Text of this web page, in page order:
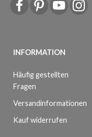
INFORMATION
Häufig gestellten
Fragen
Versandinformationen
Kauf widerrufen